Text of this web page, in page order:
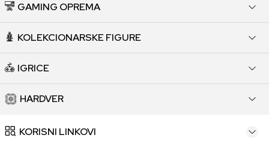
GAMING OPREMA
KOLEKCIONARSKE FIGURE
IGRICE
HARDVER
KORISNI LINKOVI